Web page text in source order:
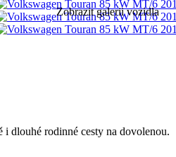
Zobrazit galerii vozidla
dlouhé rodinné cesty na dovolenou.